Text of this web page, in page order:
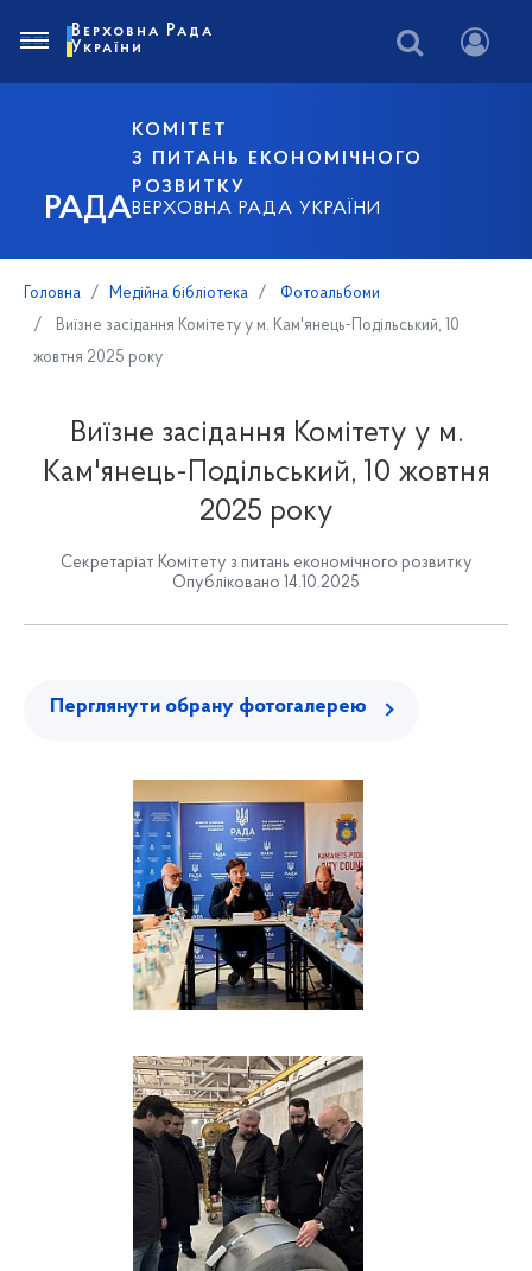
РАДА
КОМІТЕТ
З ПИТАНЬ ЕКОНОМІЧНОГО
РОЗВИТКУ
ВЕРХОВНА РАДА УКРАЇНИ
Верховна Рада
України
Головна Медійна бібліотека
Фотоальбоми
Виїзне засідання Комітету у м. Кам'янець-Подільський, 10
жовтня 2025 року
Виїзне засідання Комітету у м.
Кам'янець-Подільський, 10 жовтня
2025 року
Секретаріат Комітету з питань економічного розвитку
Опубліковано 14.10.2025
Перглянути обрану фотогалерею